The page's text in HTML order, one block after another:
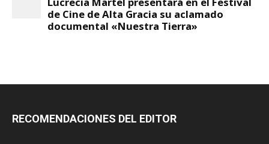
RECOMENDACIONES DEL EDITOR